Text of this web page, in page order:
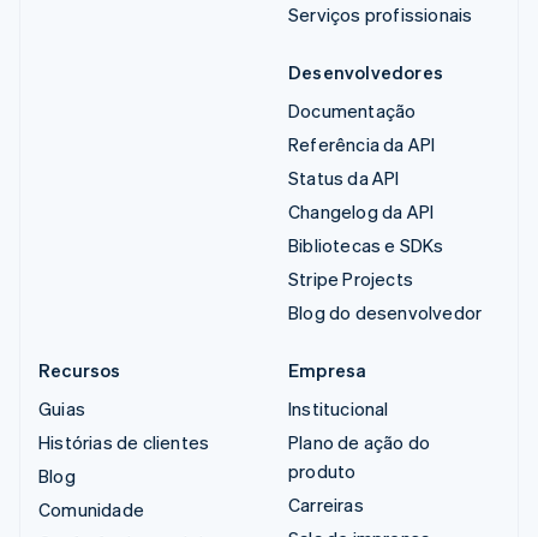
Serviços profissionais
Desenvolvedores
Documentação
Referência da API
Status da API
Changelog da API
Bibliotecas e SDKs
Stripe Projects
Blog do desenvolvedor
Recursos
Guias
Histórias de clientes
Blog
Comunidade
Empresa
Institucional
Plano de ação do
produto
Carreiras